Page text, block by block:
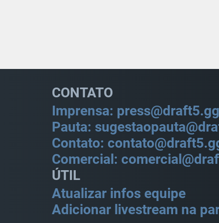
CONTATO
Imprensa: press@draft5.gg
Pauta:
Contato:
Comercial:
ÚTIL
Atualizar infos equipe
Adicionar livestream na